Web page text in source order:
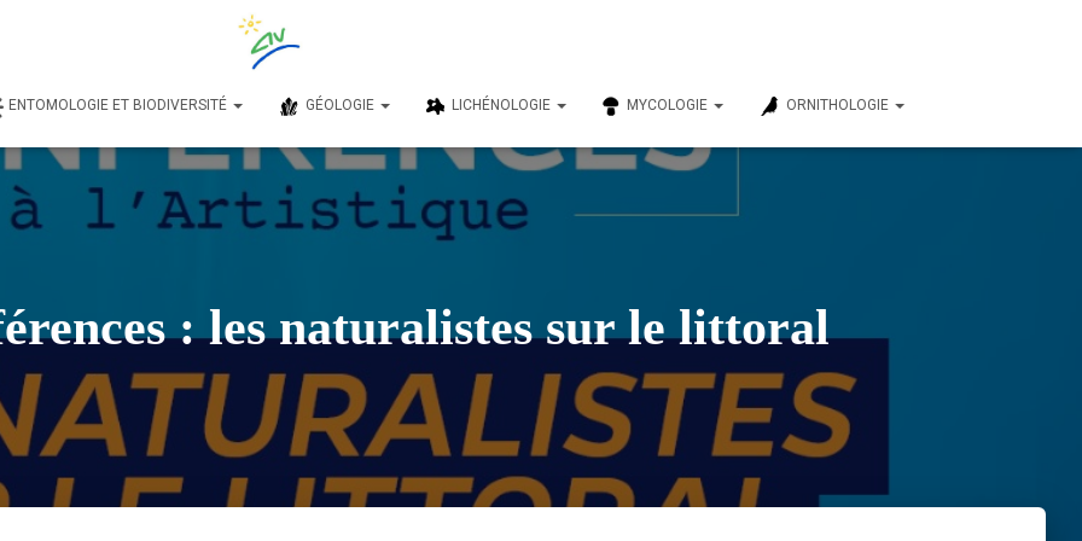
ENTOMOLOGIE ET BIODIVERSITÉ GÉOLOGIE LICHÉNOLOGIE MYCOLOGIE ORNITHOLOGIE
: les naturalistes sur le littoral